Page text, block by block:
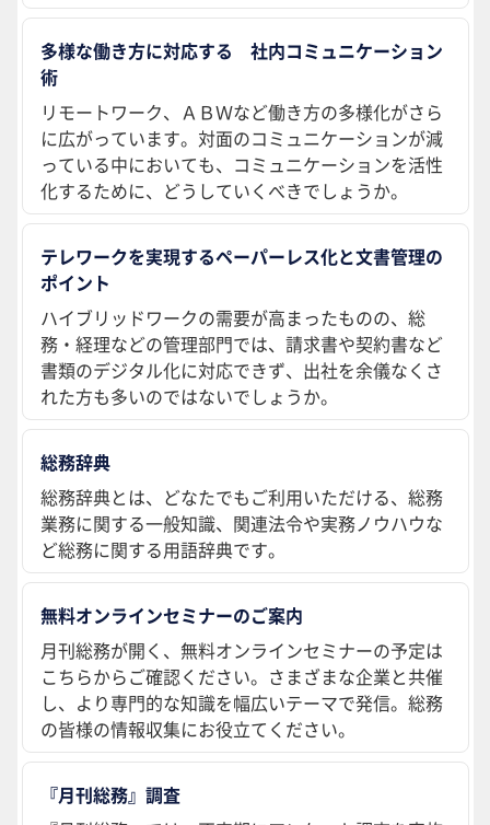
多様な働き方に対応する 社内コミュニケーション
術
リモートワーク、ＡＢＷなど働き方の多様化がさら
に広がっています。対面のコミュニケーションが減
っている中においても、コミュニケーションを活性
化するために、どうしていくべきでしょうか。
テレワークを実現するペーパーレス化と文書管理の
ポイント
ハイブリッドワークの需要が高まったものの、総
務・経理などの管理部門では、請求書や契約書など
書類のデジタル化に対応できず、出社を余儀なくさ
れた方も多いのではないでしょうか。
総務辞典
総務辞典とは、どなたでもご利用いただける、総務
業務に関する一般知識、関連法令や実務ノウハウな
ど総務に関する用語辞典です。
無料オンラインセミナーのご案内
月刊総務が開く、無料オンラインセミナーの予定は
こちらからご確認ください。さまざまな企業と共催
し、より専門的な知識を幅広いテーマで発信。総務
の皆様の情報収集にお役立てください。
『月刊総務』調査